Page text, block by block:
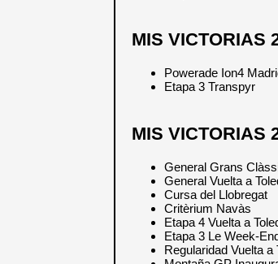
MIS VICTORIAS
Powerade Ion4
Etapa 3 Transpyr
MIS VICTORIAS
General Grans
General Vuelta a
Cursa del Llobregat
Critèrium Navàs
Etapa 4 Vuelta a
Etapa 3 Le Week-
Regularidad Vuelta a